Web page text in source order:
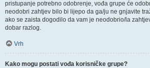
pristupanje potrebno odobrenje, vođa grupe će
neodobri zahtjev bilo bi lijepo da ga/ju ne gnjavite
ako se zaista dogodilo da vam je neodobrio/la
dobar razlog.
Vrh
Kako mogu postati vođa korisničke grupe?